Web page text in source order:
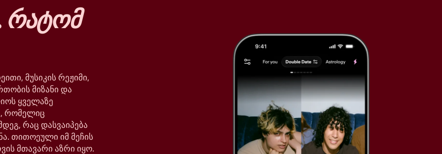
რატომ
მუსიკის რეჟიმი,
მიზანი და
ყველაზე
რომელიც
რაც დასვაიპება
თითოეული იმ მეჩის
მთავარი აზრი იყო.